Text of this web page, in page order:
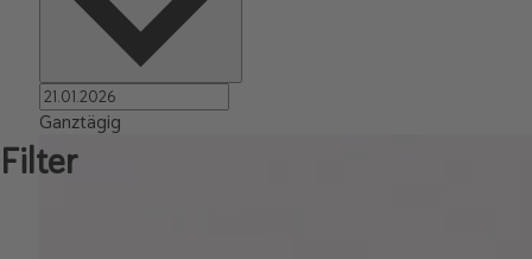
Filter
Ganztägig